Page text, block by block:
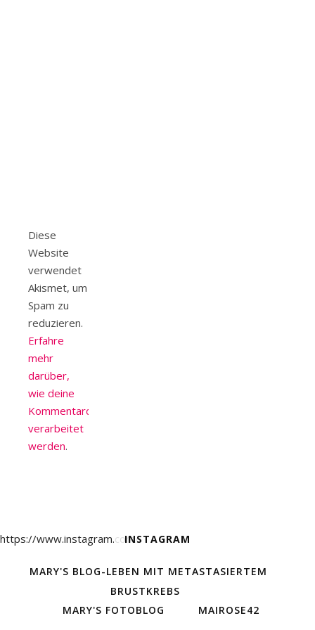
Diese
Website
verwendet
Akismet, um
Spam zu
reduzieren.
Erfahre
mehr
darüber,
wie deine
Kommentardaten
verarbeitet
werden.
INSTAGRAM
https://www.instagram.com/
MARY'S BLOG-LEBEN MIT METASTASIERTEM
BRUSTKREBS
MARY'S FOTOBLOG
MAIROSE42